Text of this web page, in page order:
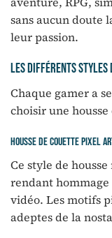
sans aucun doute
leur passion.
Les différents styles
Chaque gamer a
choisir une
Housse de couette pixel
Ce style de
rendant
vidéo. Les motifs
adeptes de la